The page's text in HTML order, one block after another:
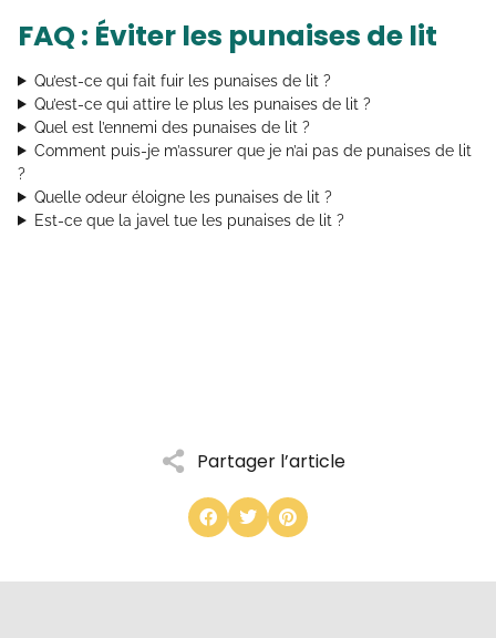
Partager l’article
FAQ : Éviter les punaises de lit
Qu’est-ce qui fait fuir les punaises de lit ?
Qu’est-ce qui attire le plus les punaises de lit ?
Quel est l’ennemi des punaises de lit ?
Comment puis-je m’assurer que je n’ai pas de punaises de lit
?
Quelle odeur éloigne les punaises de lit ?
Est-ce que la javel tue les punaises de lit ?